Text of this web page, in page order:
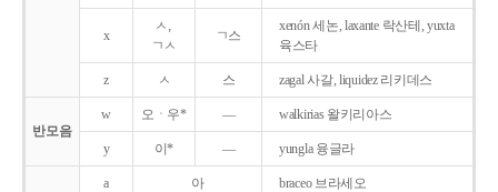
x
ㅅ,
ㄱㅅ
ㄱ스
xenón 세논, laxante 락산테, yuxta
육스타
z ㅅ 스 zagal 사갈, liquidez 리키데스
반모음
w 오ㆍ우* ― walkirias 왈키리아스
y 이* ― yungla 융글라
a 아 braceo 브라세오